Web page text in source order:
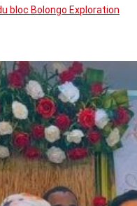
bloc Bolongo Exploration